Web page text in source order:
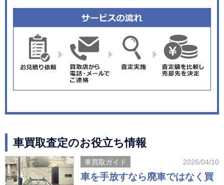
車買取査定のお役立ち情報
車買取ガイド 2026/04/10
車を手放すなら廃車ではなく買